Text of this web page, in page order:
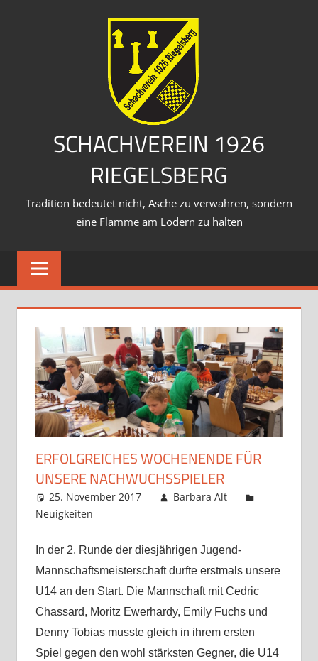
SCHACHVEREIN 1926
RIEGELSBERG
Tradition bedeutet nicht, Asche zu verwahren, sondern
eine Flamme am Lodern zu halten
ERFOLGREICHES WOCHENENDE FÜR
UNSERE NACHWUCHSSPIELER
25. November 2017
Barbara Alt
Neuigkeiten
In der 2. Runde der diesjährigen Jugend-
Mannschaftsmeisterschaft durfte erstmals unsere
U14 an den Start. Die Mannschaft mit Cedric
Chassard, Moritz Ewerhardy, Emily Fuchs und
Denny Tobias musste gleich in ihrem ersten
Spiel gegen den wohl stärksten Gegner, die U14